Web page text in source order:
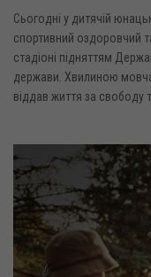
Сьогодні у дитячій
спортивний оздоровчий
стадіоні підняттям
держави. Хвилиною
віддав життя за свободу